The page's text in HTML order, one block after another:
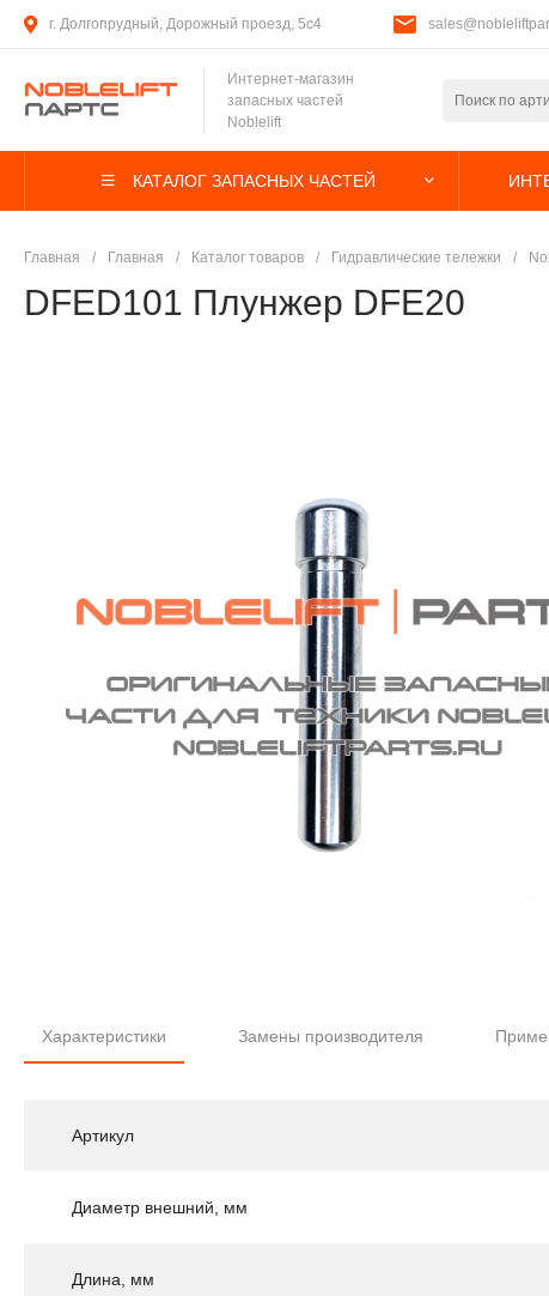
г. Долгопрудный, Дорожный проезд, 5с4
Интернет-магазин
запасных частей
Noblelift
КАТАЛОГ ЗАПАСНЫХ ЧАСТЕЙ
Главная / Главная / Каталог товаров / Гидравлические тележки /
DFED101 Плунжер DFE20
Характеристики Замены производителя
Артикул
Диаметр внешний, мм
Длина, мм